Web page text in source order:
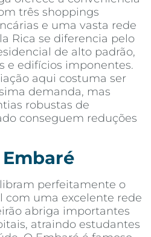
três shoppings
e uma vasta rede
Rica se diferencia pelo
de alto padrão,
e edifícios imponentes.
aqui costuma ser
demanda, mas
robustas de
conseguem reduções
perfeitamente o
com uma excelente rede
abriga importantes
atraindo estudantes